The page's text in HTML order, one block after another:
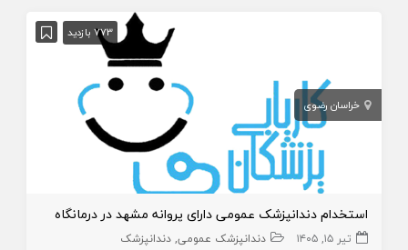
773 بازدید
خراسان رضوی
استخدام دندانپزشک عمومی دارای پروانه مشهد در درمانگاه
تیر ۱۵, ۱۴۰۵ دندانپزشک عمومی دندانپزشک